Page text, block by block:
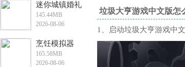
迷你城镇婚礼
派对手游
145.44MB
2026-08-06
烹饪模拟器
165.58MB
2026-08-06
垃圾大亨游戏中文版怎
1、启动垃圾大亨游戏中